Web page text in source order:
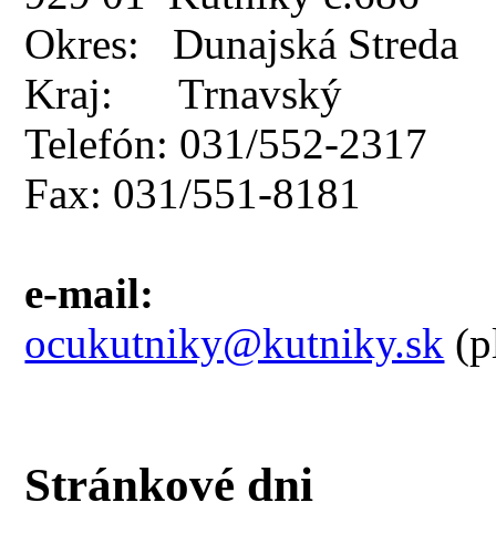
Okres: Dunajská Streda
Kraj: Trnavský
Telefón: 031/552-2317
Fax: 031/551-8181
e-mail:
ocukutniky@kutniky.sk
Stránkové dni